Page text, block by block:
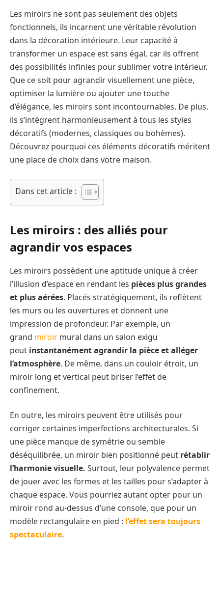
Les miroirs ne sont pas seulement des objets
fonctionnels, ils incarnent une véritable révolution
dans la décoration intérieure. Leur capacité à
transformer un espace est sans égal, car ils offrent
des possibilités infinies pour sublimer votre intérieur.
Que ce soit pour agrandir visuellement une pièce,
optimiser la lumière ou ajouter une touche
d’élégance, les miroirs sont incontournables. De plus,
ils s’intègrent harmonieusement à tous les styles
décoratifs (modernes, classiques ou bohèmes).
Découvrez pourquoi ces éléments décoratifs méritent
une place de choix dans votre maison.
Dans cet article :
Les miroirs : des alliés pour
agrandir vos espaces
Les miroirs possèdent une aptitude unique à créer
l’illusion d’espace en rendant les pièces plus grandes
et plus aérées. Placés stratégiquement, ils reflètent
les murs ou les ouvertures et donnent une
impression de profondeur. Par exemple, un
grand miroir mural dans un salon exigu
peut instantanément agrandir la pièce et alléger
l’atmosphère. De même, dans un couloir étroit, un
miroir long et vertical peut briser l’effet de
confinement.
En outre, les miroirs peuvent être utilisés pour
corriger certaines imperfections architecturales. Si
une pièce manque de symétrie ou semble
déséquilibrée, un miroir bien positionné peut rétablir
l’harmonie visuelle. Surtout, leur polyvalence permet
de jouer avec les formes et les tailles pour s’adapter à
chaque espace. Vous pourriez autant opter pour un
miroir rond au-dessus d’une console, que pour un
modèle rectangulaire en pied : l’effet sera toujours
spectaculaire.